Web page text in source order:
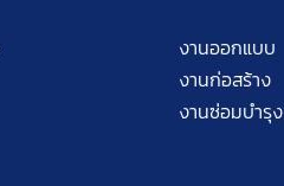
งานออกแบบ
งานก่อสร้าง
งานซ่อมบำรุง